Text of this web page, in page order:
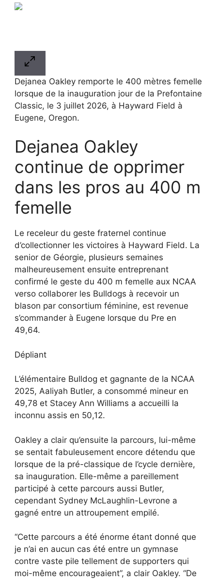
Dejanea Oakley remporte le 400 mètres femelle
lorsque de la inauguration jour de la Prefontaine
Classic, le 3 juillet 2026, à Hayward Field à
Eugene, Oregon.
Dejanea Oakley
continue de opprimer
dans les pros au 400 m
femelle
Le receleur du geste fraternel continue
d’collectionner les victoires à Hayward Field. La
senior de Géorgie, plusieurs semaines
malheureusement ensuite entreprenant
confirmé le geste du 400 m femelle aux NCAA
verso collaborer les Bulldogs à recevoir un
blason par consortium féminine, est revenue
s’commander à Eugene lorsque du Pre en
49,64.
Dépliant
L’élémentaire Bulldog et gagnante de la NCAA
2025, Aaliyah Butler, a consommé mineur en
49,78 et Stacey Ann Williams a accueilli la
inconnu assis en 50,12.
Oakley a clair qu’ensuite la parcours, lui-même
se sentait fabuleusement encore détendu que
lorsque de la pré-classique de l’cycle dernière,
sa inauguration. Elle-même a pareillement
participé à cette parcours aussi Butler,
cependant Sydney McLaughlin-Levrone a
gagné entre un attroupement empilé.
“Cette parcours a été énorme étant donné que
je n’ai en aucun cas été entre un gymnase
contre vaste pile tellement de supporters qui
moi-même encourageaient”, a clair Oakley. “De